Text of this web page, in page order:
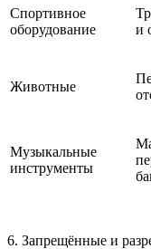
Спортивное
оборудование
и
Животные
Музыкальные
инструменты
6. Запрещённые и